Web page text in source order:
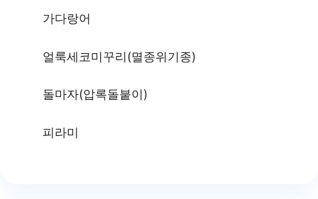
가다랑어
얼룩세코미꾸리(멸종위기종)
돌마자(압록돌붙이)
피라미